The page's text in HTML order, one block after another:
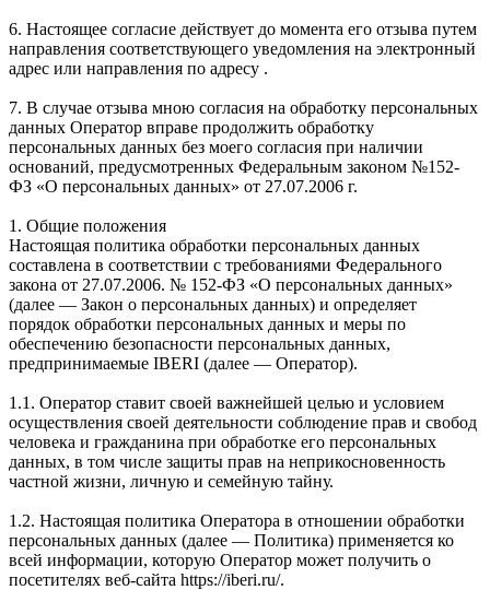
6. Настоящее согласие действует до момента его отзыва путем
направления соответствующего уведомления на электронный
адрес или направления по адресу .
7. В случае отзыва мною согласия на обработку персональных
данных Оператор вправе продолжить обработку
персональных данных без моего согласия при наличии
оснований, предусмотренных Федеральным законом №152-
ФЗ «О персональных данных» от 27.07.2006 г.
1. Общие положения
Настоящая политика обработки персональных данных
составлена в соответствии с требованиями Федерального
закона от 27.07.2006. № 152-ФЗ «О персональных данных»
(далее — Закон о персональных данных) и определяет
порядок обработки персональных данных и меры по
обеспечению безопасности персональных данных,
предпринимаемые IBERI (далее — Оператор).
1.1. Оператор ставит своей важнейшей целью и условием
осуществления своей деятельности соблюдение прав и свобод
человека и гражданина при обработке его персональных
данных, в том числе защиты прав на неприкосновенность
частной жизни, личную и семейную тайну.
1.2. Настоящая политика Оператора в отношении обработки
персональных данных (далее — Политика) применяется ко
всей информации, которую Оператор может получить о
посетителях веб-сайта https://iberi.ru/.